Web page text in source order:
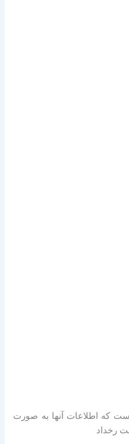
که اطلاعات آنها به صورت
رخداد